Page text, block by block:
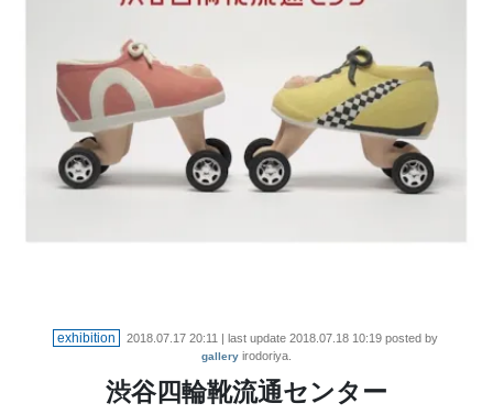
exhibition 2018.07.17 20:11 | last update 2018.07.18 10:19posted by
gallery irodoriya.
渋谷四輪靴流通センター